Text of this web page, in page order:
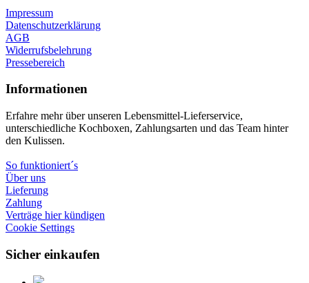
Impressum
Datenschutzerklärung
AGB
Widerrufsbelehrung
Pressebereich
Informationen
Erfahre mehr über unseren Lebensmittel-Lieferservice,
unterschiedliche Kochboxen, Zahlungsarten und das Team hinter
den Kulissen.
So funktioniert´s
Über uns
Lieferung
Zahlung
Verträge hier kündigen
Cookie Settings
Sicher einkaufen